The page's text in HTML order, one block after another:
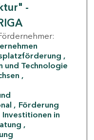
-
und Technologie
Förderung
Investitionen in